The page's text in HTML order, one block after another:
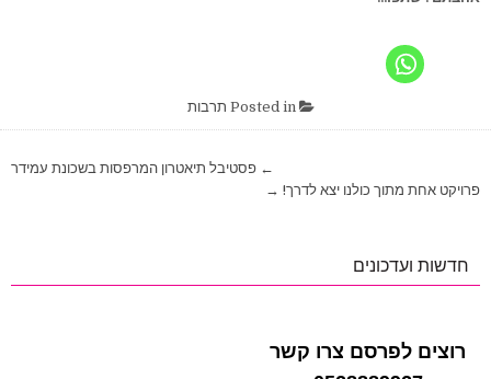
Posted in תרבות
← פסטיבל תיאטרון המרפסות בשכונת עמידר
פרויקט אחת מתוך כולנו יצא לדרך! →
חדשות ועדכונים
רוצים לפרסם צרו קשר